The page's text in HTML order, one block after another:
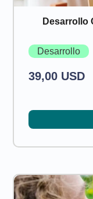
Desarrollo
Desarrollo
39,00 USD